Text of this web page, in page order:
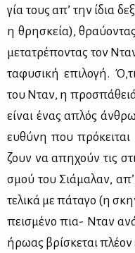
γία τους απ’ την ίδια
η θρη­σκεία), θραύ­ο­ντας
με­τα­τρέ­πο­ντας τον
τα­φυ­σι­κή επι­λο­γή.
του Νταν, η
εί­ναι ένας απλός
ευ­θύ­νη που πρό­κει­ται
ζουν να απη­χούν τις
σμού του Σιά­μα­λαν,
τε­λι­κά με πά­τα­γο (η
πει­σμέ­νο πια- Νταν
ήρω­ας βρί­σκε­ται πλέ­ον